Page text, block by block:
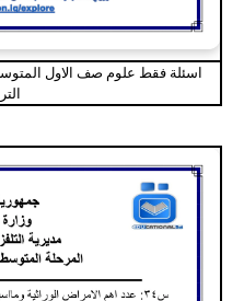
اسئلة فقط علوم صف الاول